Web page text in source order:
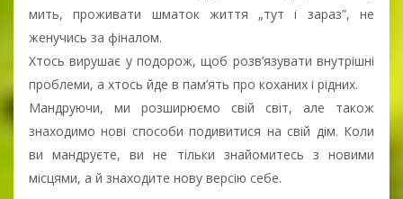
мить, проживати шматок життя „тут і зараз”, не
женучись за фіналом.
Хтось вирушає у подорож, щоб розв’язувати внутрішні
проблеми, а хтось йде в пам’ять про коханих і рідних.
Мандруючи, ми розширюємо свій світ, але також
знаходимо нові способи подивитися на свій дім. Коли
ви мандруєте, ви не тільки знайомитесь з новими
місцями, а й знаходите нову версію себе.